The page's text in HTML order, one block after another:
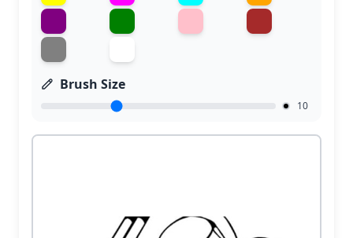
Brush Size
10